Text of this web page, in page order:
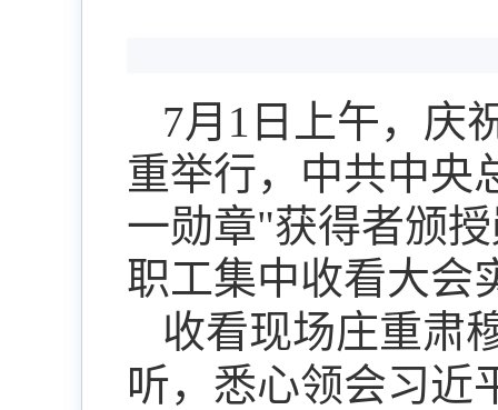
7月 1 日上午，庆
重举行，中共中央
一勋章"获得者颁
职工集中收看大会
收看现场庄重肃
听，悉心领会习近